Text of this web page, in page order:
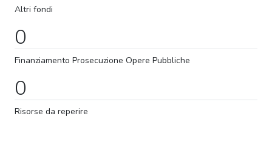
Altri fondi
0
Finanziamento Prosecuzione Opere Pubbliche
0
Risorse da reperire